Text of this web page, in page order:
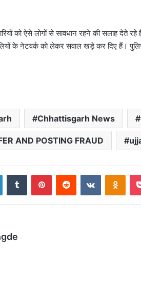
को ऐसे लोगों से सावधान रहने की सलाह देते
के नेटवर्क को लेकर सवाल खड़े कर दिए हैं।
Chhattisgarh News
AND POSTING FRAUD
LinkedInTumblr PinterestReddit VKontakte